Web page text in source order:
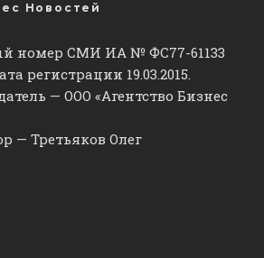
Новостей
номер СМИ ИА № ФС77-61133
регистрации 19.03.2015.
— ООО «Агентство Бизнес
— Третьяков Олег